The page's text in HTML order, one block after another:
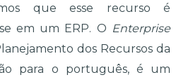
que esse recurso é
em um ERP. O Enterprise
dos Recursos da
para o português, é um